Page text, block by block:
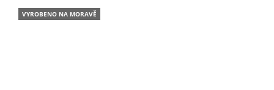
VYROBENO NA MORAVĚ